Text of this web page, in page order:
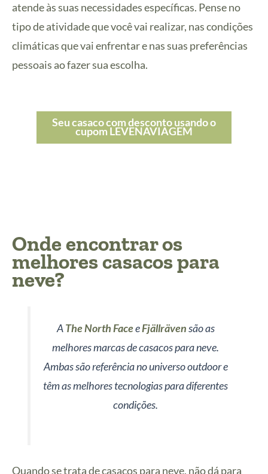
atende às suas necessidades específicas. Pense no
tipo de atividade que você vai realizar, nas condições
climáticas que vai enfrentar e nas suas preferências
pessoais ao fazer sua escolha.
Seu casaco com desconto usando o
cupom LEVENAVIAGEM
Onde encontrar os
melhores casacos para
neve?
AThe North FaceeFjällrävensão as
melhores marcas de casacos para neve.
Ambas são referência no universo outdoor e
têm as melhores tecnologias para diferentes
condições.
Quando se trata de casacos para neve, não dá para